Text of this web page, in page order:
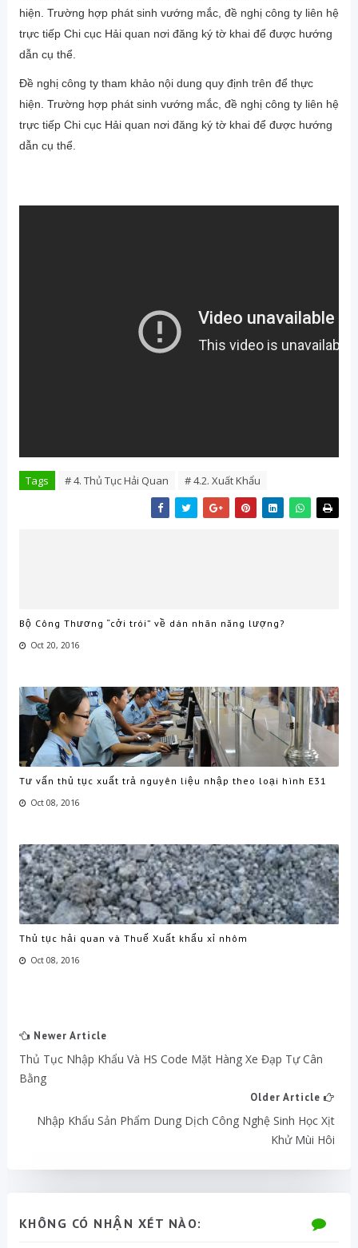
hiện. Trường hợp phát sinh vướng mắc, đề nghị công ty liên hệ
trực tiếp Chi cục Hải quan nơi đăng ký tờ khai để được hướng
dẫn cụ thể.
Đề nghị công ty tham khảo nội dung quy định trên để thực
hiện. Trường hợp phát sinh vướng mắc, đề nghị công ty liên hệ
trực tiếp Chi cục Hải quan nơi đăng ký tờ khai để được hướng
dẫn cụ thể.
Tags # 4. Thủ Tục Hải Quan # 4.2. Xuất Khẩu
Bộ Công Thương “cởi trói” về dán nhãn năng lượng?
Oct 20, 2016
Tư vấn thủ tục xuất trả nguyên liệu nhập theo loại hình E31
Oct 08, 2016
Thủ tục hải quan và Thuế Xuất khẩu xỉ nhôm
Oct 08, 2016
Newer Article
Thủ Tục Nhập Khẩu Và HS Code Mặt Hàng Xe Đạp Tự Cân
Bằng
Older Article
Nhập Khẩu Sản Phẩm Dung Dịch Công Nghệ Sinh Học Xịt
Khử Mùi Hôi
KHÔNG CÓ NHẬN XÉT NÀO: